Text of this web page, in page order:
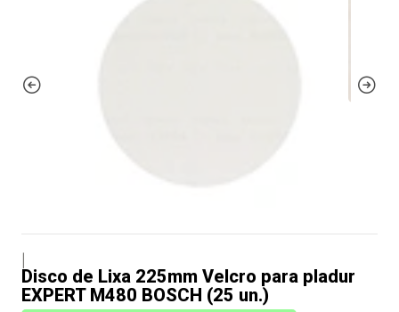
Disco de Lixa 225mm Velcro para pladur
EXPERT M480 BOSCH (25 un.)